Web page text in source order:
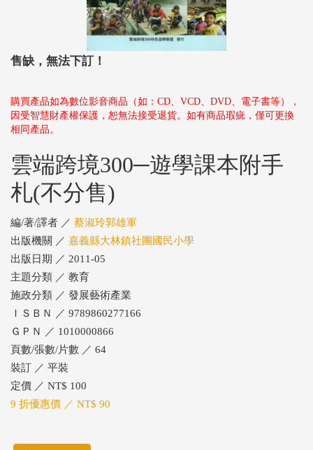
售缺，無法下訂！
購買產品如為數位影音商品（如：CD、VCD、DVD、電子書等），
因受智慧財產權保護，恕無法接受退貨。如有商品瑕疵，僅可更換
相同產品。
雲端跨境300─遊學課本附手
札(不分售)
編/著/譯者 ／ 蔡淑玲郭雄軍
出版機關 ／ 嘉義縣大林鎮社團國民小學
出版日期 ／ 2011-05
主題分類 ／ 教育
施政分類 ／ 發展藝術產業
ＩＳＢＮ ／ 9789860277166
ＧＰＮ ／ 1010000866
頁數/張數/片數 ／ 64
裝訂 ／ 平裝
定價 ／ NT$ 100
9 折優惠價 ／ NT$ 90